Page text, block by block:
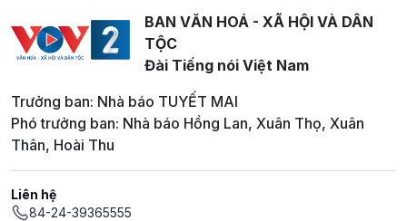
BAN VĂN HOÁ - XÃ HỘI VÀ DÂN
TỘC
Đài Tiếng nói Việt Nam
Trưởng ban: Nhà báo TUYẾT MAI
Phó trưởng ban: Nhà báo Hồng Lan, Xuân Thọ, Xuân
Thân, Hoài Thu
Liên hệ
84-24-39365555